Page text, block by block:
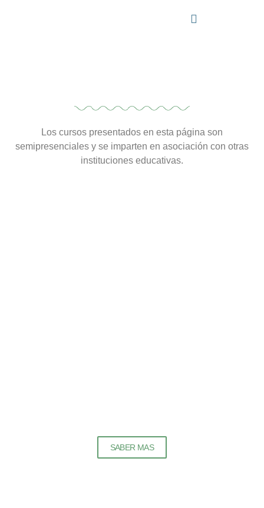
Los cursos presentados en esta página son
semipresenciales y se imparten en asociación con otras
instituciones educativas.
SABER MAS